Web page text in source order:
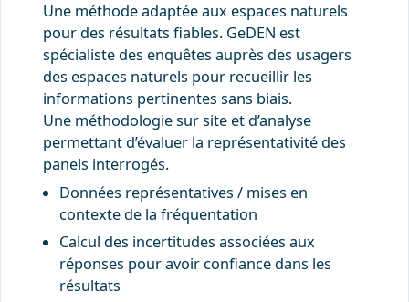
Une méthode adaptée aux espaces naturels
pour des résultats fiables. GeDEN est
spécialiste des enquêtes auprès des usagers
des espaces naturels pour recueillir les
informations pertinentes sans biais.
Une méthodologie sur site et d’analyse
permettant d’évaluer la représentativité des
panels interrogés.
Données représentatives / mises en
contexte de la fréquentation
Calcul des incertitudes associées aux
réponses pour avoir confiance dans les
résultats